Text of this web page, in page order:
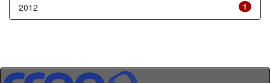
1
2012